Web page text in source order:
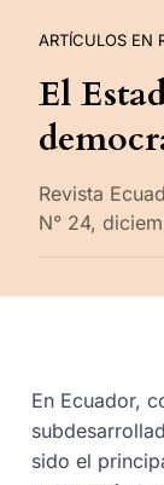
ARTÍCULOS EN
El
Revista
N° 24,
En Ecuador,
sido el